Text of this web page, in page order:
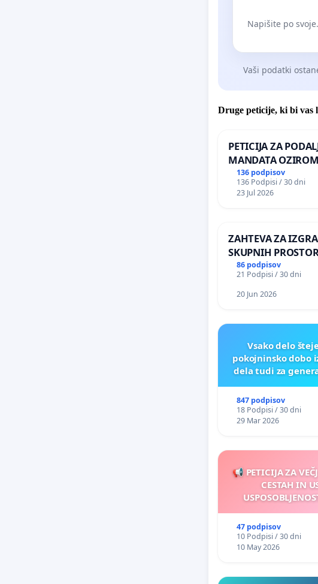
Napišite po
Vaši podatki
Druge peticije, ki bi vas
PETICIJA ZA
MANDATA
ČIMPREJŠNJO
NAPOTITEV
ŠRAJNERJA NA
136 podpisov
136 Podpisi / 30 dni
23 Jul 2026
ZAHTEVA ZA
SKUPNIH
PREBIVALCE
SKUPNOSTI
86 podpisov
21 Podpisi / 30 dni
20 Jun 2026
Vsako delo
pokojninsko dobo
dela tudi za
847 podpisov
18 Podpisi / 30 dni
29 Mar 2026
📢 PETICIJA ZA
CESTAH IN
47 podpisov
10 Podpisi / 30 dni
10 May 2026